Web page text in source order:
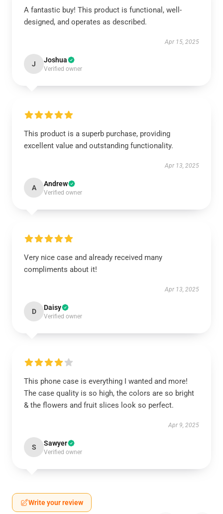
A fantastic buy! This product is functional, well-
designed, and operates as described.
Apr 15, 2025
J Joshua
Verified owner
This product is a superb purchase, providing
excellent value and outstanding functionality.
Apr 13, 2025
A Andrew
Verified owner
Very nice case and already received many
compliments about it!
Apr 13, 2025
D Daisy
Verified owner
This phone case is everything I wanted and more!
The case quality is so high, the colors are so bright
& the flowers and fruit slices look so perfect.
Apr 9, 2025
S Sawyer
Verified owner
Write your review